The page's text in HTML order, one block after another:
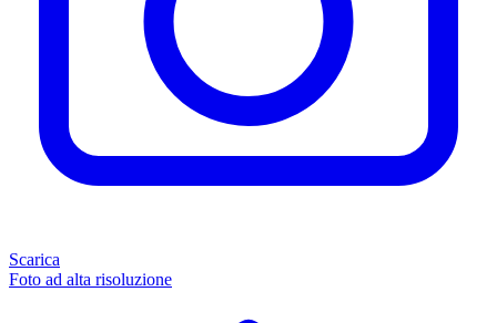
Scarica
Foto ad alta risoluzione